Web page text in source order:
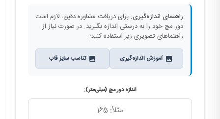
راهنمای اندازه‌گیری: برای دریافت مشاوره دقیق، لازم است
دور مچ خود را به درستی اندازه بگیرید. در صورت نیاز از
راهنماهای تصویری زیر استفاده کنید:
آموزش اندازه‌گیری تناسب سایز قاب
اندازه دور مچ (میلی‌متر):